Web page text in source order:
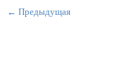
← Предыдущая